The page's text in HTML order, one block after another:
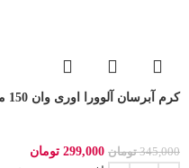
کرم آبرسان آلوورا اوری وان 150 میل
345,000 تومان 299,000 تومان